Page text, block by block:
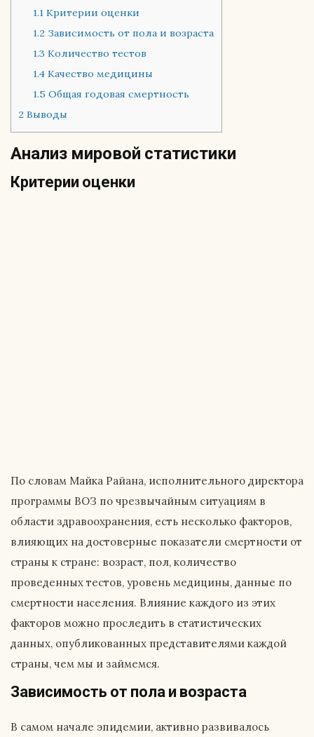
1.1 Критерии оценки
1.2 Зависимость от пола и возраста
1.3 Количество тестов
1.4 Качество медицины
1.5 Общая годовая смертность
2 Выводы
Анализ мировой статистики
Критерии оценки
По словам Майка Райана, исполнительного директора
программы ВОЗ по чрезвычайным ситуациям в
области здравоохранения, есть несколько факторов,
влияющих на достоверные показатели смертности от
страны к стране: возраст, пол, количество
проведенных тестов, уровень медицины, данные по
смертности населения. Влияние каждого из этих
факторов можно проследить в статистических
данных, опубликованных представителями каждой
страны, чем мы и займемся.
Зависимость от пола и возраста
В самом начале эпидемии, активно развивалось